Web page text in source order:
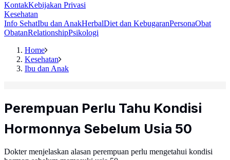
KontakKebijakan Privasi
Kesehatan
Info SehatIbu dan AnakHerbalDiet dan KebugaranPersonaObat
ObatanRelationshipPsikologi
Home
Kesehatan
Ibu dan Anak
Perempuan Perlu Tahu Kondisi
Hormonnya Sebelum Usia 50
Dokter menjelaskan alasan perempuan perlu mengetahui kondisi